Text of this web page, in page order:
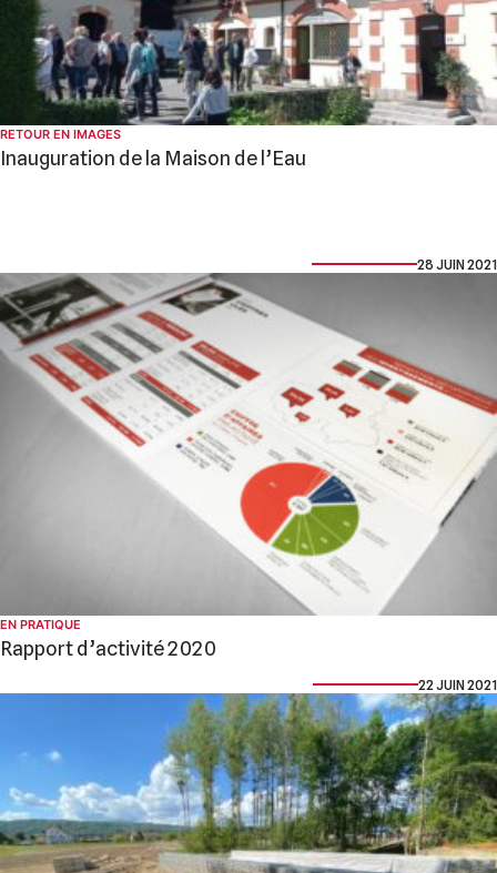
RETOUR EN IMAGES
Inauguration de la Maison de l’Eau
28 JUIN 2021
EN PRATIQUE
Rapport d’activité 2020
22 JUIN 2021